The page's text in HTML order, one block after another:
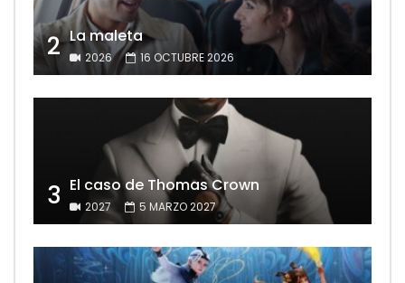
2 La maleta
2026 16 OCTUBRE 2026
3 El caso de Thomas Crown
2027 5 MARZO 2027